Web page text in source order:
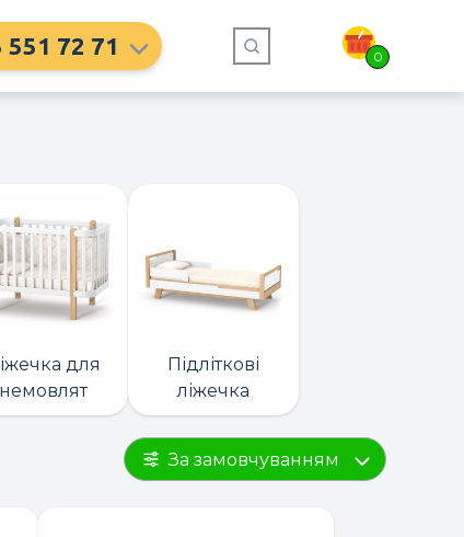
551 72 71 0
для
немовлят
Підліткові
ліжечка
За замовчуванням